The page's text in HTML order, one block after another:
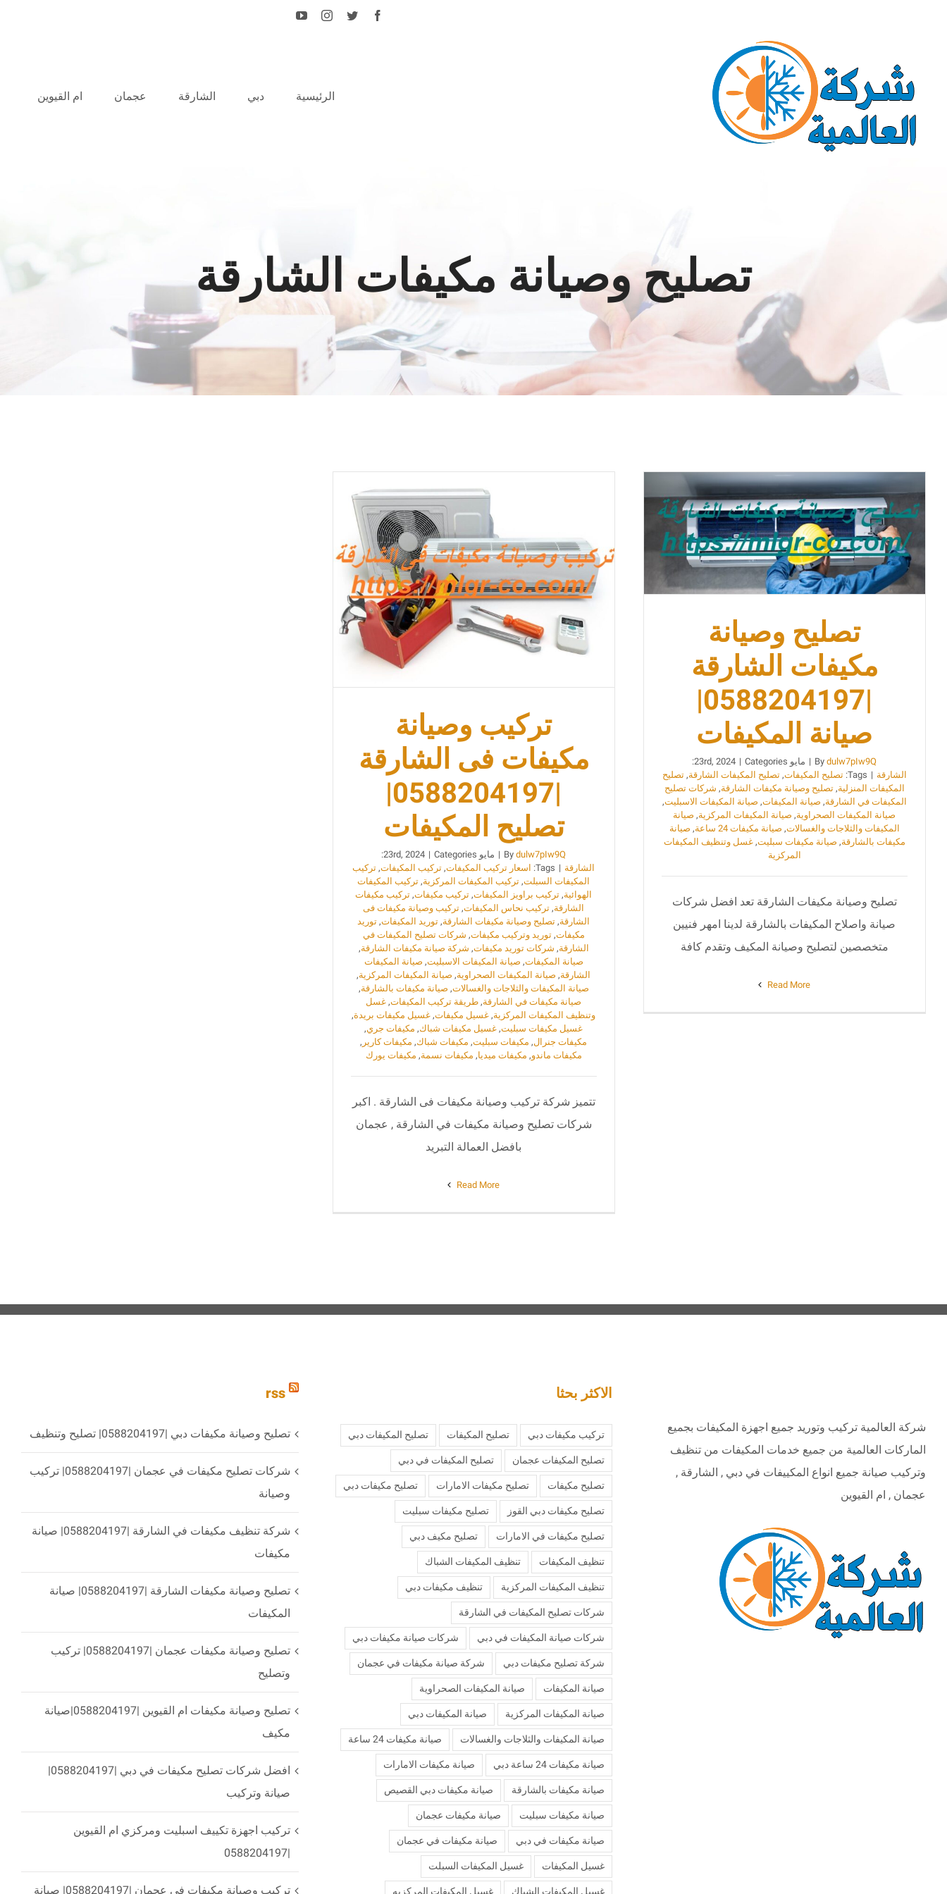
الرئيسية دبي الشارقة عجمان ام القيوين
تصليح وصيانة مكيفات الشارقة
تصليح وصيانة
مكيفات الشارقة
|0588204197|
صيانة المكيفات
Bydulw7pIw9Q
| مايو 23rd, 2024 | Categories:
الشارقة |
Tags: تصليح المكيفات,تصليح المكيفات الشارقة,تصليح
المكيفات المنزلية,تصليح وصيانة مكيفات الشارقة, شركات تصليح
المكيفات في الشارقة, صيانة المكيفات, ‏صيانة المكيفات الاسبليت,
صيانة المكيفات الصحراوية, صيانة المكيفات المركزية, صيانة
المكيفات والثلاجات والغسالات, صيانة مكيفات 24 ساعة , صيانة
مكيفات بالشارقة, صيانة مكيفات سبليت,‏غسل وتنظيف المكيفات
المركزية
تصليح وصيانة مكيفات الشارقة تعد افضل شركات
صيانة واصلاح المكيفات بالشارقة لدينا امهر فنيين
متخصصين لتصليح وصيانة المكيف وتقدم كافة
Read More
تركيب وصيانة
مكيفات فى الشارقة
|0588204197|
تصليح المكيفات
Bydulw7pIw9Q
| مايو 23rd, 2024 | Categories:
الشارقة |
Tags: اسعار تركيب المكيفات, تركيب المكيفات, تركيب
المكيفات السبلت, تركيب المكيفات المركزية, تركيب المكيفات
الهوائية, تركيب براويز المكيفات, تركيب مكيفات, تركيب مكيفات
الشارقة, تركيب نحاس المكيفات, تركيب وصيانة مكيفات فى
الشارقة, تصليح وصيانة مكيفات الشارقة, توريد المكيفات, توريد
مكيفات,توريد وتركيب مكيفات, شركات تصليح المكيفات في
الشارقة, شركات توريد مكيفات, شركة صيانة مكيفات الشارقة,
صيانة المكيفات, ‏صيانة المكيفات الاسبليت, صيانة المكيفات
الشارقة, صيانة المكيفات الصحراوية, صيانة المكيفات المركزية,
صيانة المكيفات والثلاجات والغسالات, صيانة مكيفات بالشارقة,
صيانة مكيفات في الشارقة, طريقة تركيب المكيفات, ‏غسل
وتنظيف المكيفات المركزية, غسيل مكيفات, غسيل مكيفات بريدة,
غسيل مكيفات سبليت, غسيل مكيفات شباك, مكيفات جري,
مكيفات جنرال, مكيفات سبليت, مكيفات شباك, مكيفات كارير ,
مكيفات ماندو, مكيفات ميديا, مكيفات نسمة, مكيفات يورك
تتميز شركة تركيب وصيانة مكيفات فى الشارقة . اكبر
شركات تصليح وصيانة مكيفات في الشارقة , عجمان
بافضل العمالة التبريد
Read More
شركة العالمية تركيب وتوريد جميع اجهزة المكيفات بجميع
الماركات العالمية من جميع خدمات المكيفات من تنظيف
وتركيب صيانة جميع انواع المكييفات في دبي , الشارقة ,
عجمان , ام القيوين
الاكثر بحثا
تركيب مكيفات دبي تصليح المكيفات تصليح المكيفات دبي
تصليح المكيفات عجمان تصليح المكيفات في دبي
تصليح مكيفات تصليح مكيفات الامارات تصليح مكيفات دبي
تصليح مكيفات دبي القوز تصليح مكيفات سبليت
تصليح مكيفات في الامارات تصليح مكيف دبي
تنظيف المكيفات تنظيف المكيفات الشباك
تنظيف المكيفات المركزية تنظيف مكيفات دبي
شركات تصليح المكيفات في الشارقة
شركات صيانة المكيفات في دبي شركات صيانة مكيفات دبي
شركة تصليح مكيفات دبي شركة صيانة مكيفات في عجمان
صيانة المكيفات صيانة المكيفات الصحراوية
صيانة المكيفات المركزية صيانة المكيفات دبي
صيانة المكيفات والثلاجات والغسالات صيانة مكيفات 24 ساعة
صيانة مكيفات 24 ساعة دبي صيانة مكيفات الامارات
صيانة مكيفات بالشارقة صيانة مكيفات دبي القصيص
صيانة مكيفات سبليت صيانة مكيفات عجمان
صيانة مكيفات في دبي صيانة مكيفات في عجمان
غسيل المكيفات غسيل المكيفات السبلت
غسيل المكيفات الشباك غسيل المكيفات المركزيه
rss
تصليح وصيانة مكيفات دبي |0588204197| تصليح وتنظيف
شركات تصليح مكيفات في عجمان |0588204197| تركيب
وصيانة
شركة تنظيف مكيفات في الشارقة |0588204197| صيانة
مكيفات
تصليح وصيانة مكيفات الشارقة |0588204197| صيانة
المكيفات
تصليح وصيانة مكيفات عجمان |0588204197| تركيب
وتصليح
تصليح وصيانة مكيفات ام القيوين |0588204197|صيانة
مكيف
افضل شركات تصليح مكيفات في دبي |0588204197|
صيانة وتركيب
تركيب اجهزة تكييف اسبليت ومركزي ام القيوين
|0588204197
تركيب وصيانة مكيفات في عجمان |0588204197| صيانة